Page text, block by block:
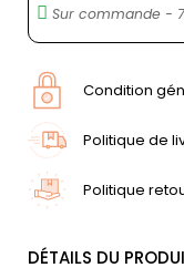
Sur commande -
Condition
Politique de
Politique
DÉTAILS DU